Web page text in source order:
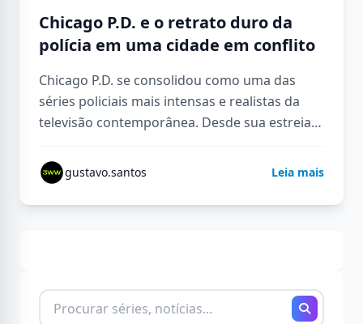
Chicago P.D. e o retrato duro da
polícia em uma cidade em conflito
Chicago P.D. se consolidou como uma das
séries policiais mais intensas e realistas da
televisão contemporânea. Desde sua estreia,
gustavo.santos Leia mais
Buscando
por: